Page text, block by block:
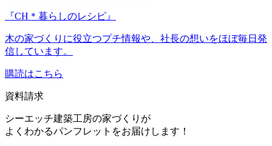
『CH＊暮らしのレシピ』
木の家づくりに役立つプチ情報や、社長の想いをほぼ毎日発
信しています。
購読はこちら
資料請求
シーエッチ建築工房の家づくりが
よくわかるパンフレットをお届けします！